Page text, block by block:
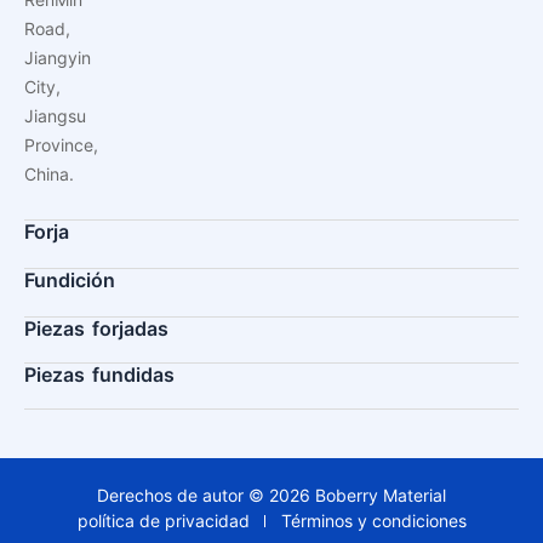
Road,
Jiangyin
City,
Jiangsu
Province,
China.
Forja
Fundición
Piezas forjadas
Piezas fundidas
Derechos de autor © 2026 Boberry Material
política de privacidad
Términos y condiciones